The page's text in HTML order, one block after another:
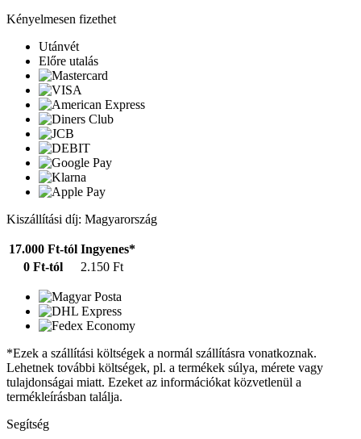
Kényelmesen fizethet
Utánvét
Előre utalás
Kiszállítási díj: Magyarország
17.000 Ft-tól Ingyenes*
0 Ft-tól
2.150 Ft
*Ezek a szállítási költségek a normál szállításra vonatkoznak.
Lehetnek további költségek, pl. a termékek súlya, mérete vagy
tulajdonságai miatt. Ezeket az információkat közvetlenül a
termékleírásban találja.
Segítség